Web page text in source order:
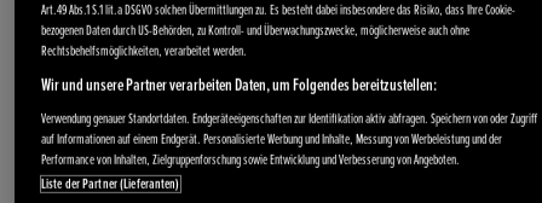
Art.49 Abs.1 S.1 lit.a DSGVO solchen Übermittlungen zu. Es besteht dabei insbesondere das Risiko, dass Ihre Cookie-
bezogenen Daten durch US-Behörden, zu Kontroll- und Überwachungszwecke, möglicherweise auch ohne
Rechtsbehelfsmöglichkeiten, verarbeitet werden.
Wir und unsere Partner verarbeiten Daten, um Folgendes bereitzustellen:
Verwendung genauer Standortdaten. Endgeräteeigenschaften zur Identifikation aktiv abfragen. Speichern von oder Zugriff
auf Informationen auf einem Endgerät. Personalisierte Werbung und Inhalte, Messung von Werbeleistung und der
Performance von Inhalten, Zielgruppenforschung sowie Entwicklung und Verbesserung von Angeboten.
Liste der Partner (Lieferanten)